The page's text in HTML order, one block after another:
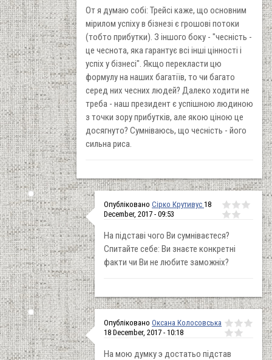
От я думаю собі: Трейсі каже, що основним
мірилом успіху в бізнезі є грошові потоки
(тобто прибутки). З іншого боку - "чесність -
це чеснота, яка гарантує всі інші цінності і
успіх у бізнесі". Якщо перекласти цю
формулу на наших багатіїв, то чи багато
серед них чесних людей? Далеко ходити не
треба - наш президент є успішною людиною
з точки зору прибутків, але якою ціною це
досягнуто? Сумніваюсь, що чесність - його
сильна риса.
Опубліковано Сірко Крутивус 18
December, 2017 - 09:53
На підставі чого Ви сумніваєтеся?
Спитайте себе: Ви знаєте конкретні
факти чи Ви не любите заможніх?
Опубліковано Оксана Колосовська
18 December, 2017 - 10:18
На мою думку э достатьо підстав